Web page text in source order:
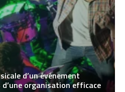
d’un événement
organisation efficace